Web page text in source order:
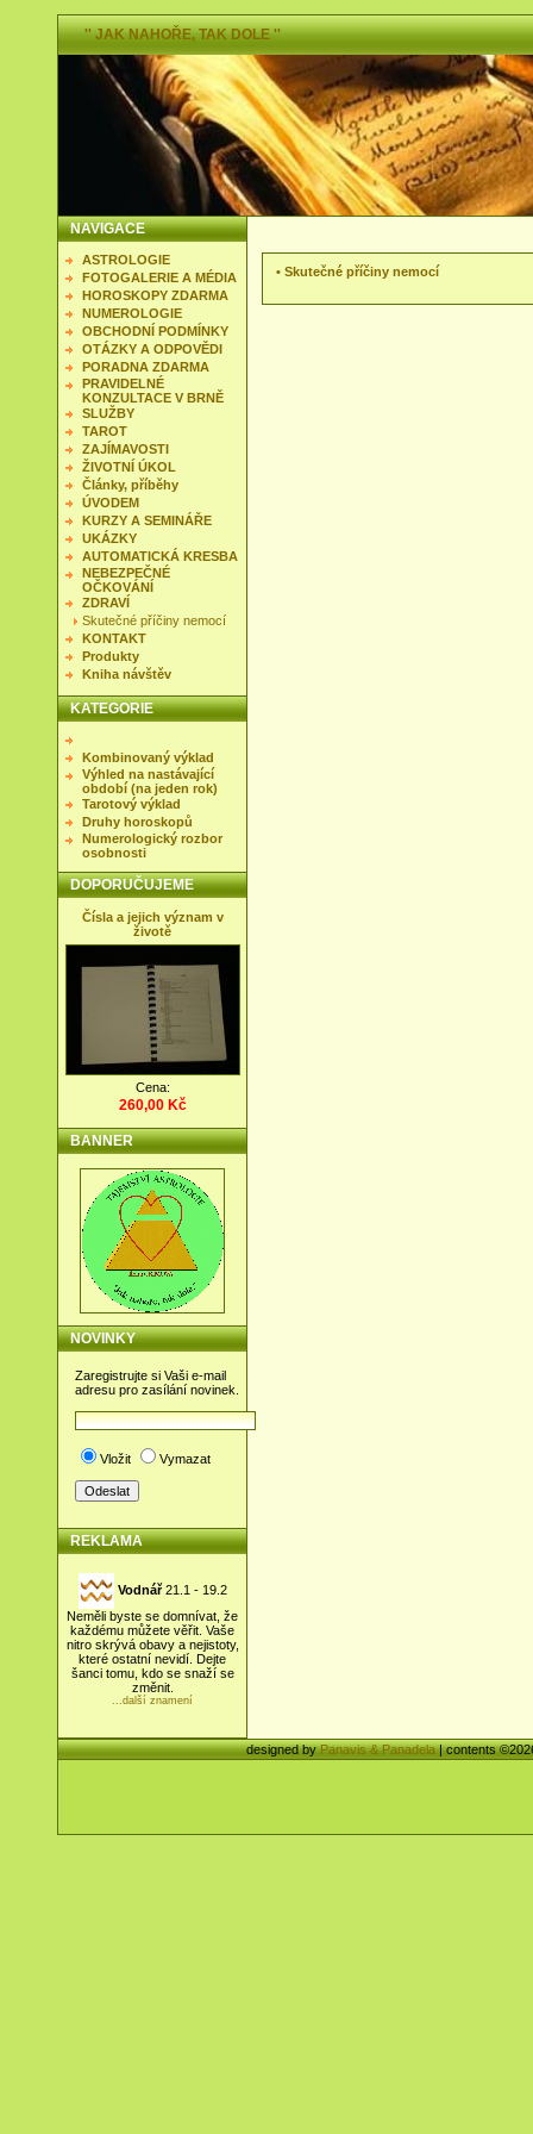
'' JAK NAHOŘE, TAK DOLE ''
NAVIGACE
ASTROLOGIE
FOTOGALERIE A MÉDIA
HOROSKOPY ZDARMA
NUMEROLOGIE
OBCHODNÍ PODMÍNKY
OTÁZKY A ODPOVĚDI
PORADNA ZDARMA
PRAVIDELNÉ
KONZULTACE V BRNĚ
SLUŽBY
TAROT
ZAJÍMAVOSTI
ŽIVOTNÍ ÚKOL
Články, příběhy
ÚVODEM
KURZY A SEMINÁŘE
UKÁZKY
AUTOMATICKÁ KRESBA
NEBEZPEČNÉ
OČKOVÁNÍ
ZDRAVÍ
Skutečné příčiny nemocí
KONTAKT
Produkty
Kniha návštěv
KATEGORIE
Kombinovaný výklad
Výhled na nastávající
období (na jeden rok)
Tarotový výklad
Druhy horoskopů
Numerologický rozbor
osobnosti
DOPORUČUJEME
Čísla a jejich význam v
životě
Cena:
260,00 Kč
BANNER
NOVINKY
Zaregistrujte si Vaši e-mail
adresu pro zasílání novinek.
Vložit Vymazat
REKLAMA
Vodnář21.1 - 19.2
Neměli byste se domnívat, že
každému můžete věřit. Vaše
nitro skrývá obavy a nejistoty,
které ostatní nevidí. Dejte
šanci tomu, kdo se snaží se
změnit.
...další znamení
• Skutečné příčiny nemocí
designed byPanavis & Panadela| contents